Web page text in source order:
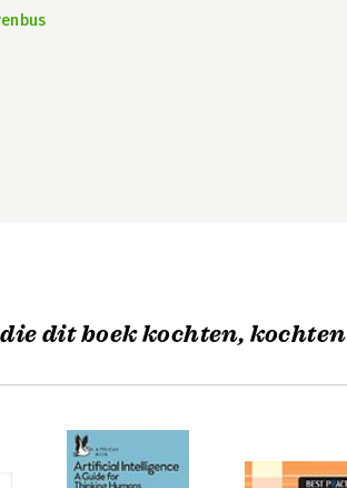
dit boek kochten, kochten